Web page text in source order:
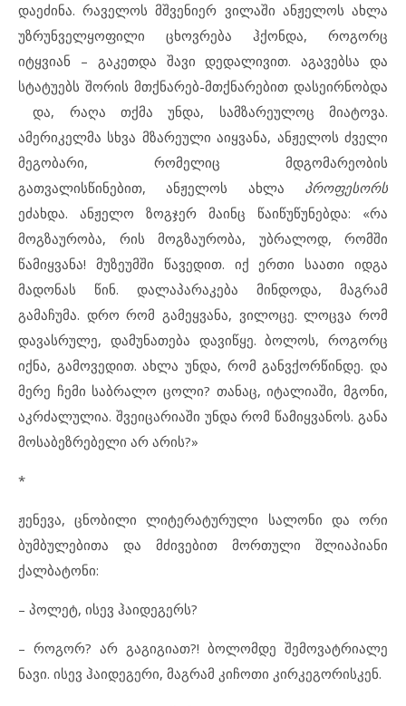
დაეძინა. რაველოს მშვენიერ ვილაში ანჟელოს ახლა
უზრუნველყოფილი ცხოვრება ჰქონდა, როგორც
იტყვიან – გაკეთდა შავი დედალივით. აგავებსა და
სტატუებს შორის მთქნარებ-მთქნარებით დასეირნობდა
და, რაღა თქმა უნდა, სამზარეულოც მიატოვა.
ამერიკელმა სხვა მზარეული აიყვანა, ანჟელოს ძველი
მეგობარი, რომელიც მდგომარეობის
გათვალისწინებით, ანჟელოს ახლა პროფესორს
ეძახდა. ანჟელო ზოგჯერ მაინც წაიწუწუნებდა: «რა
მოგზაურობა, რის მოგზაურობა, უბრალოდ, რომში
წამიყვანა! მუზეუმში წავედით. იქ ერთი საათი იდგა
მადონას წინ. დალაპარაკება მინდოდა, მაგრამ
გამაჩუმა. დრო რომ გამეყვანა, ვილოცე. ლოცვა რომ
დავასრულე, დამუნათება დავიწყე. ბოლოს, როგორც
იქნა, გამოვედით. ახლა უნდა, რომ განვქორწინდე. და
მერე ჩემი საბრალო ცოლი? თანაც, იტალიაში, მგონი,
აკრძალულია. შვეიცარიაში უნდა რომ წამიყვანოს. განა
მოსაბეზრებელი არ არის?»
*
ჟენევა, ცნობილი ლიტერატურული სალონი და ორი
ბუმბულებითა და მძივებით მორთული შლიაპიანი
ქალბატონი:
– პოლეტ, ისევ ჰაიდეგერს?
– როგორ? არ გაგიგიათ?! ბოლომდე შემოვატრიალე
ნავი. ისევ ჰაიდეგერი, მაგრამ კიჩოთი კირკეგორისკენ.